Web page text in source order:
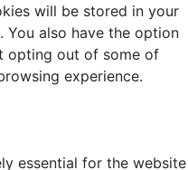
will be stored in your
You also have the option
opting out of some of
experience.
essential for the website